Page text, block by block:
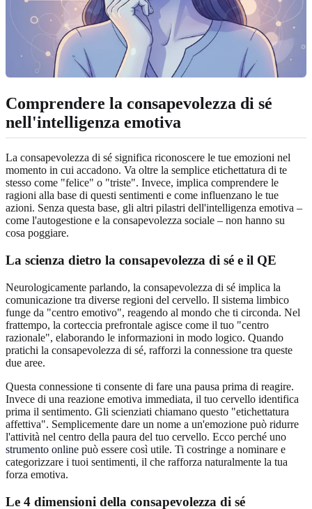
Comprendere la consapevolezza di sé
nell'intelligenza emotiva
La consapevolezza di sé significa riconoscere le tue emozioni nel
momento in cui accadono. Va oltre la semplice etichettatura di te
stesso come "felice" o "triste". Invece, implica comprendere le
ragioni alla base di questi sentimenti e come influenzano le tue
azioni. Senza questa base, gli altri pilastri dell'intelligenza emotiva –
come l'autogestione e la consapevolezza sociale – non hanno su
cosa poggiare.
La scienza dietro la consapevolezza di sé e il QE
Neurologicamente parlando, la consapevolezza di sé implica la
comunicazione tra diverse regioni del cervello. Il sistema limbico
funge da "centro emotivo", reagendo al mondo che ti circonda. Nel
frattempo, la corteccia prefrontale agisce come il tuo "centro
razionale", elaborando le informazioni in modo logico. Quando
pratichi la consapevolezza di sé, rafforzi la connessione tra queste
due aree.
Questa connessione ti consente di fare una pausa prima di reagire.
Invece di una reazione emotiva immediata, il tuo cervello identifica
prima il sentimento. Gli scienziati chiamano questo "etichettatura
affettiva". Semplicemente dare un nome a un'emozione può ridurre
l'attività nel centro della paura del tuo cervello. Ecco perché uno
strumento online può essere così utile. Ti costringe a nominare e
categorizzare i tuoi sentimenti, il che rafforza naturalmente la tua
forza emotiva.
Le 4 dimensioni della consapevolezza di sé